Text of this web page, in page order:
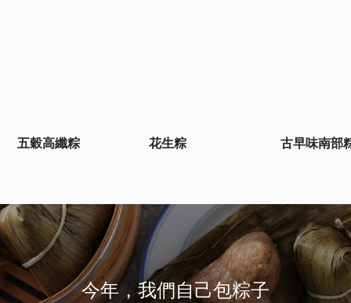
五穀高纖粽 花生粽 古早味南部
今年，我們自己包粽子